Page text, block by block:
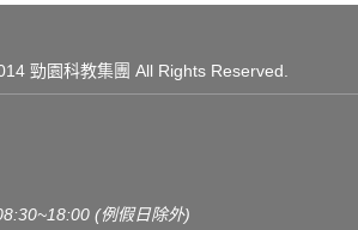
勁園科教集團 All Rights Reserved.
(例假日除外)